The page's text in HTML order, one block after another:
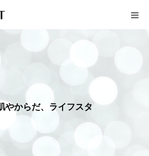
からだ、ラ イフ スタイ